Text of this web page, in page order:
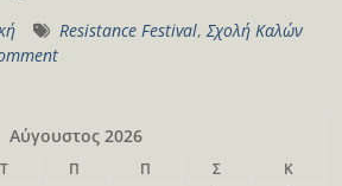
Resistance Festival, Σχολή Καλών
Αύγουστος 2026
Τ Π Π Σ
Κ